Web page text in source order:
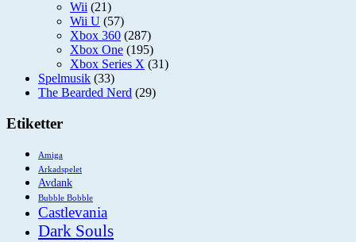
Wii (21)
Wii U (57)
Xbox 360 (287)
Xbox One (195)
Xbox Series X (31)
Spelmusik (33)
The Bearded Nerd (29)
Etiketter
Amiga
Arkadspelet
Avdank
Bubble Bobble
Castlevania
Dark Souls